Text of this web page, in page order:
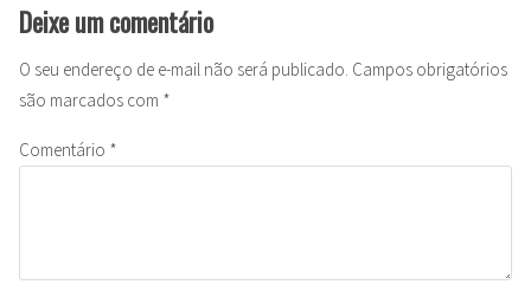
Deixe um comentário
O seu endereço de e-mail não será publicado. Campos obrigatórios
são marcados com *
Comentário *